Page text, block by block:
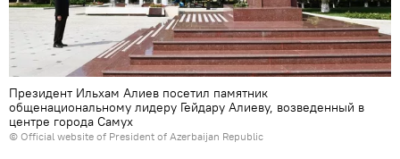
Президент Ильхам Алиев посетил памятник
общенациональному лидеру Гейдару Алиеву, возведенный в
центре города Самух
© Official website of President of Azerbaijan Republic